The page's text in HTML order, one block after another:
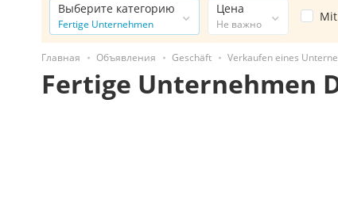
Выберите категорию
Fertige Unternehmen
Цена
Не важно
Главная Объявления Geschäft Verkaufen eines
Fertige Unternehmen